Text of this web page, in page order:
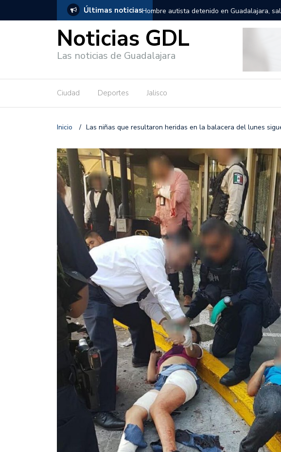
Últimas noticias
salió de los separos sin lesiones graves Títeres gigantes recorrerán las calles de
Noticias GDL
Las noticias de Guadalajara
Ciudad Deportes Jalisco
Inicio / Las niñas que resultaron heridas en la balacera del lunes